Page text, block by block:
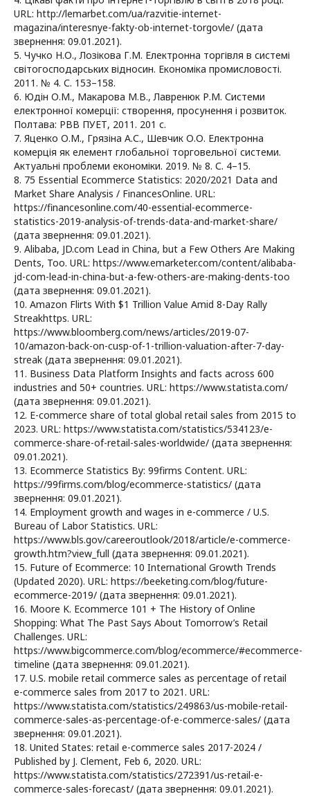
URL: http://lemarbet.com/ua/razvitie-internet-
magazina/interesnye-fakty-ob-internet-torgovle/ (дата
звернення: 09.01.2021).
5. Чучко Н.О., Лозікова Г.М. Електронна торгівля в системі
світогосподарських відносин. Економіка промисловості.
2011. № 4. С. 153–158.
6. Юдін О.М., Макарова М.В., Лавренюк Р.М. Системи
електронної комерції: створення, просунення і розвиток.
Полтава: РВВ ПУЕТ, 2011. 201 с.
7. Яценко О.М., Грязіна А.С., Шевчик О.О. Електронна
комерція як елемент глобальної торговельної системи.
Актуальні проблеми економіки. 2019. № 8. С. 4–15.
8. 75 Essential Ecommerce Statistics: 2020/2021 Data and
Market Share Analysis / FinancesOnline. URL:
https://financesonline.com/40-essential-ecommerce-
statistics-2019-analysis-of-trends-data-and-market-share/
(дата звернення: 09.01.2021).
9. Alibaba, JD.com Lead in China, but a Few Others Are Making
Dents, Too. URL: https://www.emarketer.com/content/alibaba-
jd-com-lead-in-china-but-a-few-others-are-making-dents-too
(дата звернення: 09.01.2021).
10. Amazon Flirts With $1 Trillion Value Amid 8-Day Rally
Streakhttps. URL:
https://www.bloomberg.com/news/articles/2019-07-
10/amazon-back-on-cusp-of-1-trillion-valuation-after-7-day-
streak (дата звернення: 09.01.2021).
11. Business Data Platform Insights and facts across 600
industries and 50+ countries. URL: https://www.statista.com/
(дата звернення: 09.01.2021).
12. E-commerce share of total global retail sales from 2015 to
2023. URL: https://www.statista.com/statistics/534123/e-
commerce-share-of-retail-sales-worldwide/ (дата звернення:
09.01.2021).
13. Ecommerce Statistics By: 99firms Content. URL:
https://99firms.com/blog/ecommerce-statistics/ (дата
звернення: 09.01.2021).
14. Employment growth and wages in e-commerce / U.S.
Bureau of Labor Statistics. URL:
https://www.bls.gov/careeroutlook/2018/article/e-commerce-
growth.htm?view_full (дата звернення: 09.01.2021).
15. Future of Ecommerce: 10 International Growth Trends
(Updated 2020). URL: https://beeketing.com/blog/future-
ecommerce-2019/ (дата звернення: 09.01.2021).
16. Moore K. Ecommerce 101 + The History of Online
Shopping: What The Past Says About Tomorrow’s Retail
Challenges. URL:
https://www.bigcommerce.com/blog/ecommerce/#ecommerce-
timeline (дата звернення: 09.01.2021).
17. U.S. mobile retail commerce sales as percentage of retail
e-commerce sales from 2017 to 2021. URL:
https://www.statista.com/statistics/249863/us-mobile-retail-
commerce-sales-as-percentage-of-e-commerce-sales/ (дата
звернення: 09.01.2021).
18. United States: retail e-commerce sales 2017-2024 /
Published by J. Clement, Feb 6, 2020. URL:
https://www.statista.com/statistics/272391/us-retail-e-
commerce-sales-forecast/ (дата звернення: 09.01.2021).